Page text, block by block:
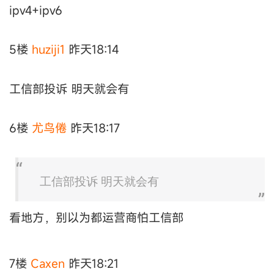
ipv4+ipv6
5楼 huziji1 昨天18:14
工信部投诉 明天就会有
6楼 尤鸟倦 昨天18:17
工信部投诉 明天就会有
看地方，别以为都运营商怕工信部
7楼 Caxen 昨天18:21